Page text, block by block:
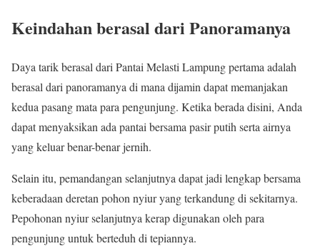
Keindahan berasal dari Panoramanya
Daya tarik berasal dari Pantai Melasti Lampung pertama adalah
berasal dari panoramanya di mana dijamin dapat memanjakan
kedua pasang mata para pengunjung. Ketika berada disini, Anda
dapat menyaksikan ada pantai bersama pasir putih serta airnya
yang keluar benar-benar jernih.
Selain itu, pemandangan selanjutnya dapat jadi lengkap bersama
keberadaan deretan pohon nyiur yang terkandung di sekitarnya.
Pepohonan nyiur selanjutnya kerap digunakan oleh para
pengunjung untuk berteduh di tepiannya.